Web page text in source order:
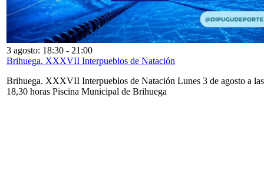
3 agosto: 18:30 - 21:00
Brihuega. XXXVII Interpueblos de Natación
Brihuega. XXXVII Interpueblos de Natación Lunes 3 de agosto a las
18,30 horas Piscina Municipal de Brihuega